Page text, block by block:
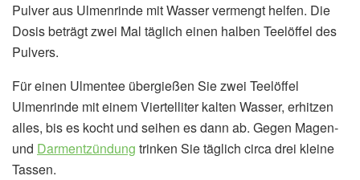
Pulver aus Ulmenrinde mit Wasser vermengt helfen. Die
Dosis beträgt zwei Mal täglich einen halben Teelöffel des
Pulvers.
Für einen Ulmentee übergießen Sie zwei Teelöffel
Ulmenrinde mit einem Viertelliter kalten Wasser, erhitzen
alles, bis es kocht und seihen es dann ab. Gegen Magen-
und Darmentzündung trinken Sie täglich circa drei kleine
Tassen.